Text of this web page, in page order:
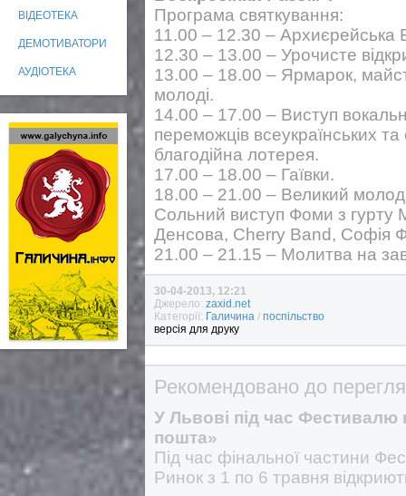
ВІДЕОТЕКА
ДЕМОТИВАТОРИ
АУДІОТЕКА
Програма святкування:
11.00 – 12.30 – Архиєрейська
12.30 – 13.00 – Урочисте
13.00 – 18.00 – Ярмарок,
молоді.
14.00 – 17.00 – Виступ
переможців всеукраїнських
благодійна лотерея.
17.00 – 18.00 – Гаївки.
18.00 – 21.00 – Великий
Сольний виступ Фоми з гурту
Денсова, Cherry Band, Софія
21.00 – 21.15 – Молитва на
30-04-2013, 12:21
Джерело: zaxid.net
Категорії: Галичина / поспільство
версія для друку
Рекомендовано до
У Львові під час
пошта»
Під час фінальної частини
Ринок з 1 по 6 травня